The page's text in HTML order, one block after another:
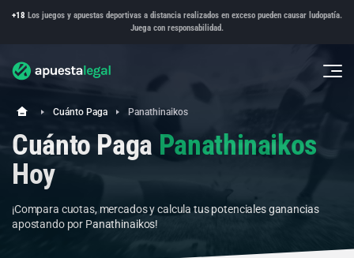
+18 Los juegos y apuestas deportivas a distancia realizados en exceso pueden causar ludopatía.
Juega con responsabilidad.
Cuánto Paga Panathinaikos
Cuánto Paga Panathinaikos
Hoy
¡Compara cuotas, mercados y calcula tus potenciales ganancias
apostando por Panathinaikos!